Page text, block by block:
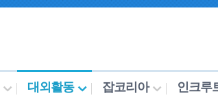
대외활동 잡코리아 인크루